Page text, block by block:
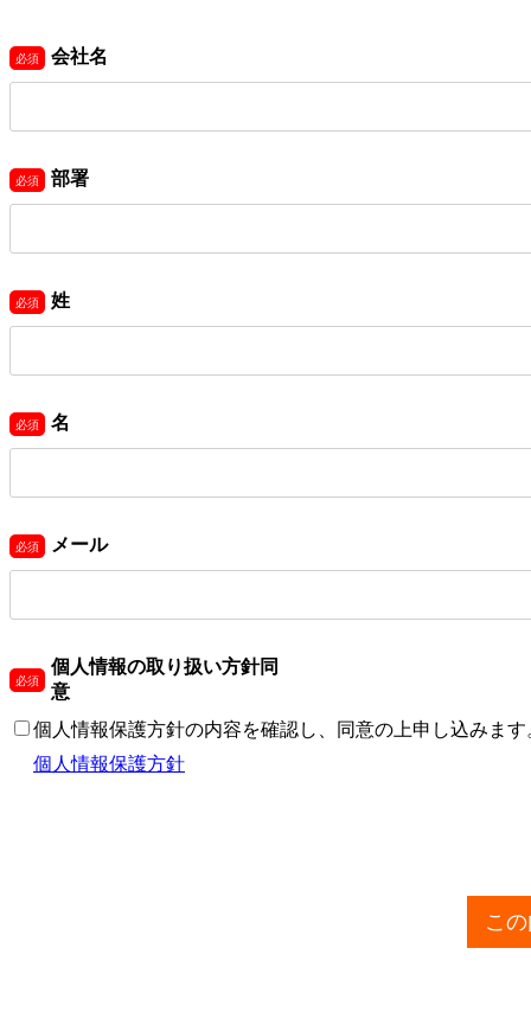
会社名
部署
姓
名
メール
個人情報の取り扱い方針同
意
個人情報保護方針の内容を確認し、同意の上申し込みます
個人情報保護方針